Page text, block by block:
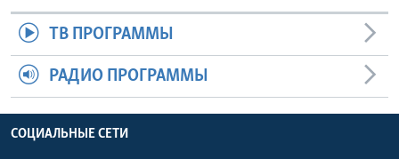
ТВ ПРОГРАММЫ
РАДИО ПРОГРАММЫ
СОЦИАЛЬНЫЕ СЕТИ